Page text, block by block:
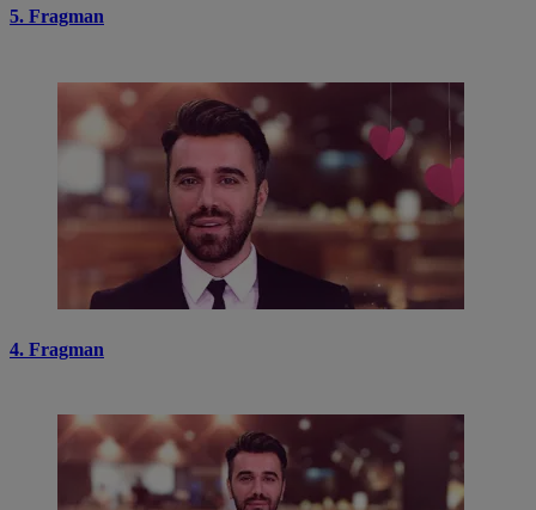
5. Fragman
4. Fragman